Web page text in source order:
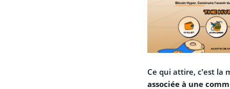
Ce qui attire, c’est la
associée à une